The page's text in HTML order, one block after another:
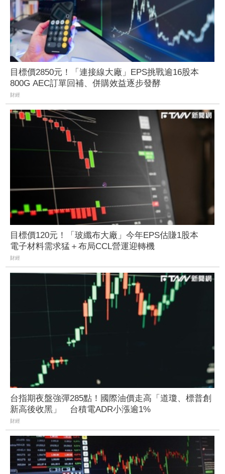
目標價2850元！「連接線大廠」EPS挑戰逾16股本
800G AEC訂單回補、併購效益逐步發酵
財經
目標價120元！「玻纖布大廠」今年EPS估賺1股本
電子材料需求猛＋布局CCL營運迎轉機
財經
台指期夜盤強彈285點！國際油價走高「道瓊、標普創
新高後收黑」 台積電ADR小漲逾1%
財經